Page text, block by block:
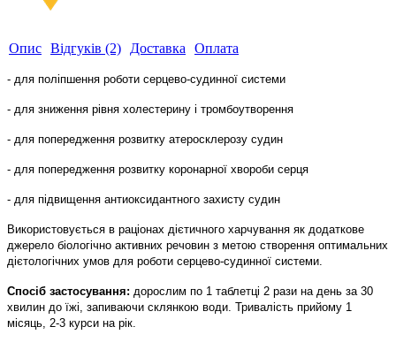
Опис Відгуків (2) Доставка Оплата
- для поліпшення роботи серцево-судинної системи
- для зниження рівня холестерину і тромбоутворення
- для попередження розвитку атеросклерозу судин
- для попередження розвитку коронарної хвороби серця
- для підвищення антиоксидантного захисту судин
Використовується в раціонах дієтичного харчування як додаткове
джерело біологічно активних речовин з метою створення оптимальних
дієтологічних умов для роботи серцево-судинної системи.
Спосіб застосування: дорослим по 1 таблетці 2 рази на день за 30
хвилин до їжі, запиваючи склянкою води. Тривалість прийому 1
місяць, 2-3 курси на рік.